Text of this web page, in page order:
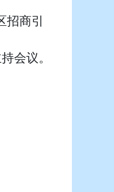
商引
会议。